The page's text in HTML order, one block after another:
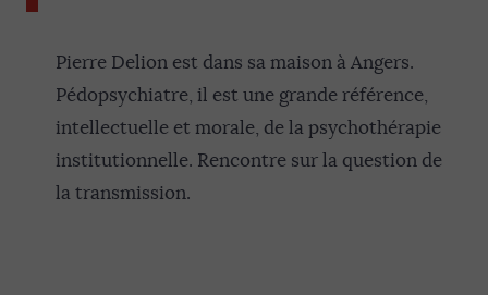
Pierre Delion est dans sa maison à Angers.
Pédopsychiatre, il est une grande référence,
intellectuelle et morale, de la psychothérapie
institutionnelle. Rencontre sur la question de
la transmission.